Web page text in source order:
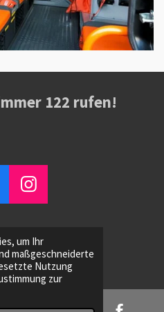
um Ihr
maßgeschneiderte
Nutzung
zur
122 rufen!
I
t
a
g
r